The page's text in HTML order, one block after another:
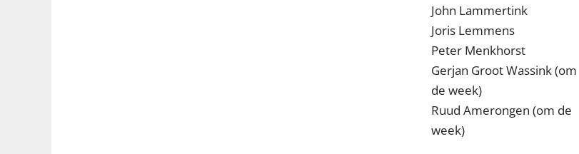
John Lammertink
Joris Lemmens
Peter Menkhorst
Gerjan Groot Wassink (om
de week)
Ruud Amerongen (om de
week)